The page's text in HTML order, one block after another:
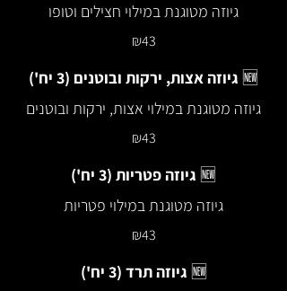
גיוזה מטוגנת במילוי חצילים וטופו
₪43
גיוזה אצות, ירקות ובוטנים (3 יח') 🆕
גיוזה מטוגנת במילוי אצות, ירקות ובוטנים
₪43
גיוזה פטריות (3 יח') 🆕
גיוזה מטוגנת במילוי פטריות
₪43
גיוזה תרד (3 יח') 🆕